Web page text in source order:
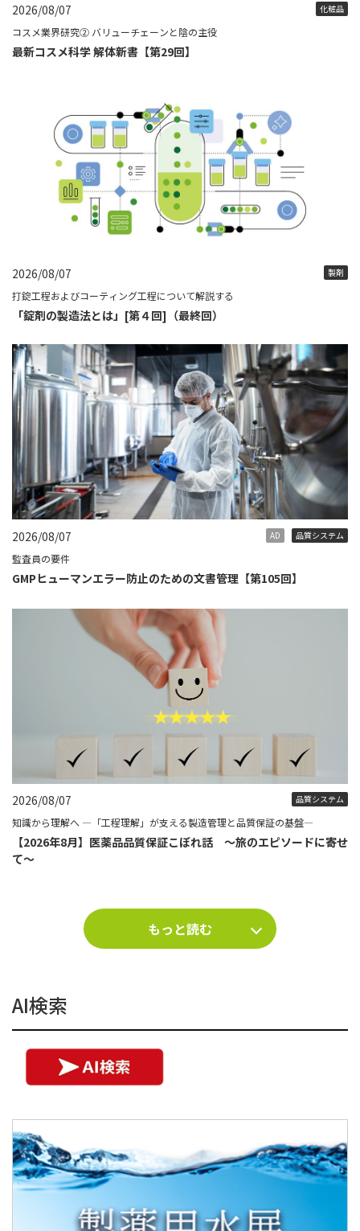
2026/08/07 化粧品
コスメ業界研究② バリューチェーンと陰の主役
最新コスメ科学 解体新書【第29回】
2026/08/07 製剤
打錠工程およびコーティング工程について解説する
「錠剤の製造法とは」[第４回]（最終回）
2026/08/07 AD 品質システム
監査員の要件
GMPヒューマンエラー防止のための文書管理【第105回】
2026/08/07 品質システム
知識から理解へ ―「工程理解」が支える製造管理と品質保証の基盤―
【2026年8月】医薬品品質保証こぼれ話 ～旅のエピソードに寄せ
て～
もっと読む
AI検索